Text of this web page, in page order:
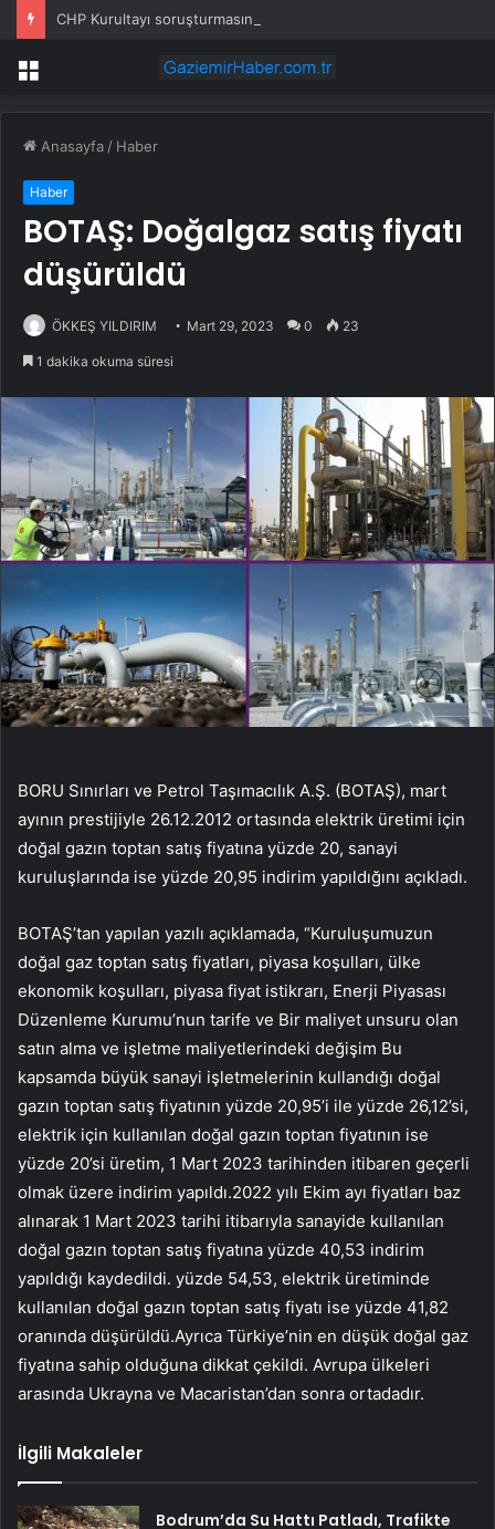
Menü
Anasayfa / Haber
Haber
BOTAŞ: Doğalgaz satış fiyatı
düşürüldü
ÖKKEŞ YILDIRIM Mart 29, 2023 0 23
1 dakika okuma süresi
BORU Sınırları ve Petrol Taşımacılık A.Ş. (BOTAŞ), mart
ayının prestijiyle 26.12.2012 ortasında elektrik üretimi için
doğal gazın toptan satış fiyatına yüzde 20, sanayi
kuruluşlarında ise yüzde 20,95 indirim yapıldığını açıkladı.
BOTAŞ’tan yapılan yazılı açıklamada, “Kuruluşumuzun
doğal gaz toptan satış fiyatları, piyasa koşulları, ülke
ekonomik koşulları, piyasa fiyat istikrarı, Enerji Piyasası
Düzenleme Kurumu’nun tarife ve Bir maliyet unsuru olan
satın alma ve işletme maliyetlerindeki değişim Bu
kapsamda büyük sanayi işletmelerinin kullandığı doğal
gazın toptan satış fiyatının yüzde 20,95’i ile yüzde 26,12’si,
elektrik için kullanılan doğal gazın toptan fiyatının ise
yüzde 20’si üretim, 1 Mart 2023 tarihinden itibaren geçerli
olmak üzere indirim yapıldı.2022 yılı Ekim ayı fiyatları baz
alınarak 1 Mart 2023 tarihi itibarıyla sanayide kullanılan
doğal gazın toptan satış fiyatına yüzde 40,53 indirim
yapıldığı kaydedildi. yüzde 54,53, elektrik üretiminde
kullanılan doğal gazın toptan satış fiyatı ise yüzde 41,82
oranında düşürüldü.Ayrıca Türkiye’nin en düşük doğal gaz
fiyatına sahip olduğuna dikkat çekildi. Avrupa ülkeleri
arasında Ukrayna ve Macaristan’dan sonra ortadadır.
İlgili Makaleler
Bodrum’da Su Hattı Patladı, Trafikte